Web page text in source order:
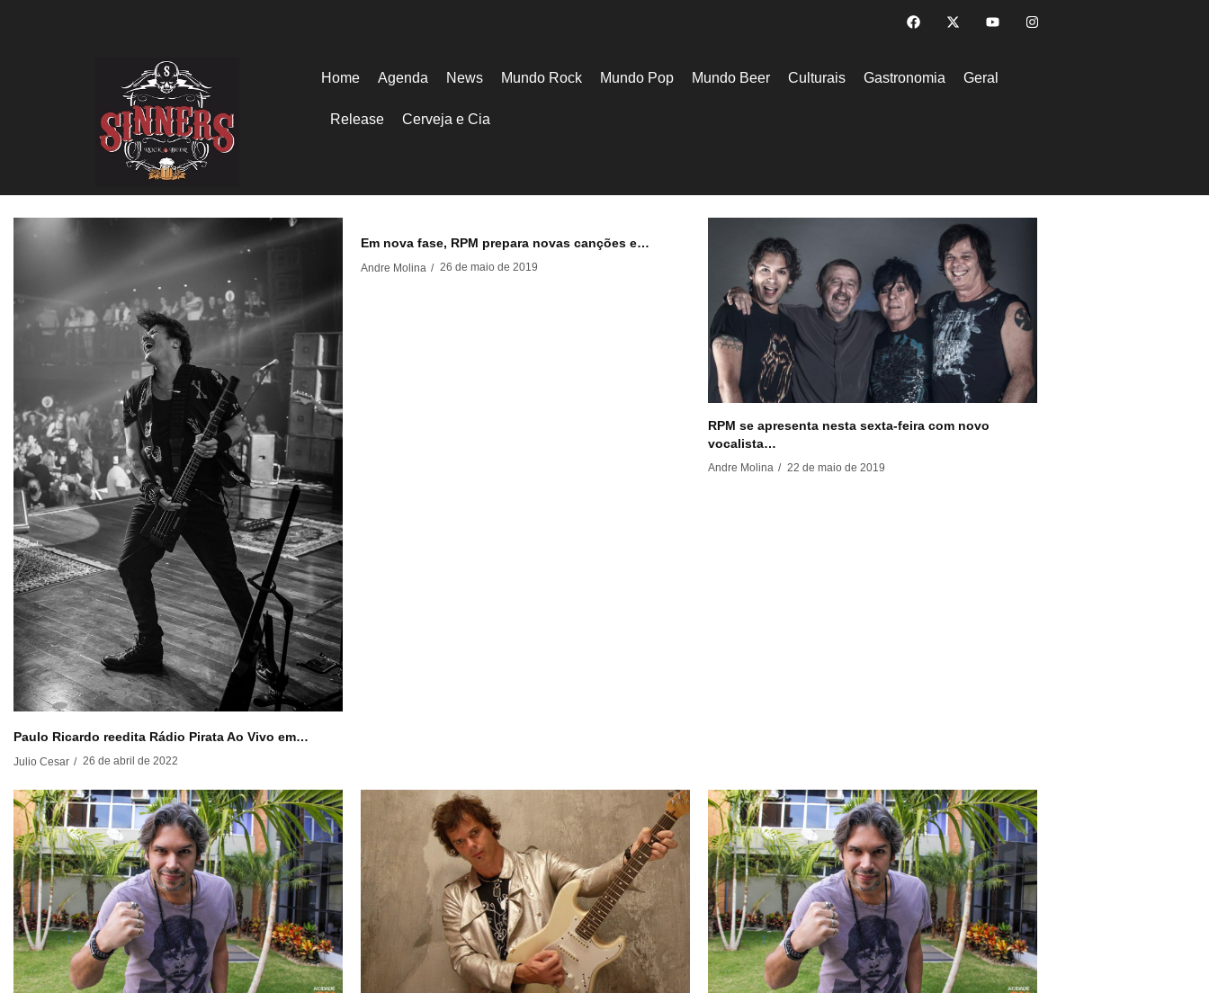
Home Agenda News Mundo Rock Mundo Pop Mundo Beer Culturais Gastronomia Geral
Release Cerveja e Cia
Paulo Ricardo reedita Rádio Pirata Ao Vivo em…
Julio Cesar / 26 de abril de 2022
Em nova fase, RPM prepara novas canções e…
Andre Molina / 26 de maio de 2019
RPM se apresenta nesta sexta-feira com novo
vocalista…
Andre Molina / 22 de maio de 2019